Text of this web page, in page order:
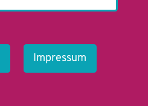
Impressum